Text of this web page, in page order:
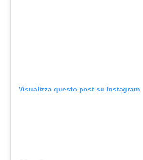
Visualizza questo post su Instagram